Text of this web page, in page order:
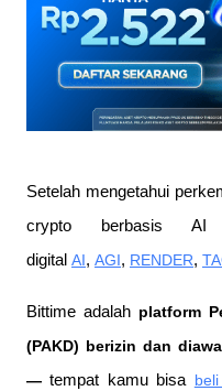
Setelah mengetahui
crypto berbasis
digital AI, AGI, RENDER,
Bittime adalah platform
(PAKD) berizin dan
— tempat kamu bisa